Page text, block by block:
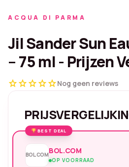
ACQUA DI PARMA
Jil Sander Sun
– 75 ml - Prijzen
starstarstarstarstarNog geen reviews
BEST DEAL
BOL.COMBOL.COM
OP VOORRAAD